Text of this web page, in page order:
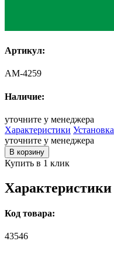
Артикул:
AM-4259
Наличие:
уточните у менеджера
Характеристики Установка
уточните у менеджера
В корзину
Купить в 1 клик
Характеристики
Код товара:
43546